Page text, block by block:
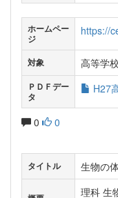
ホームペー
ジ
https://
対象 高等学校
ＰＤＦデー
タ
H27
0 0
タイトル 生物の
理科 生